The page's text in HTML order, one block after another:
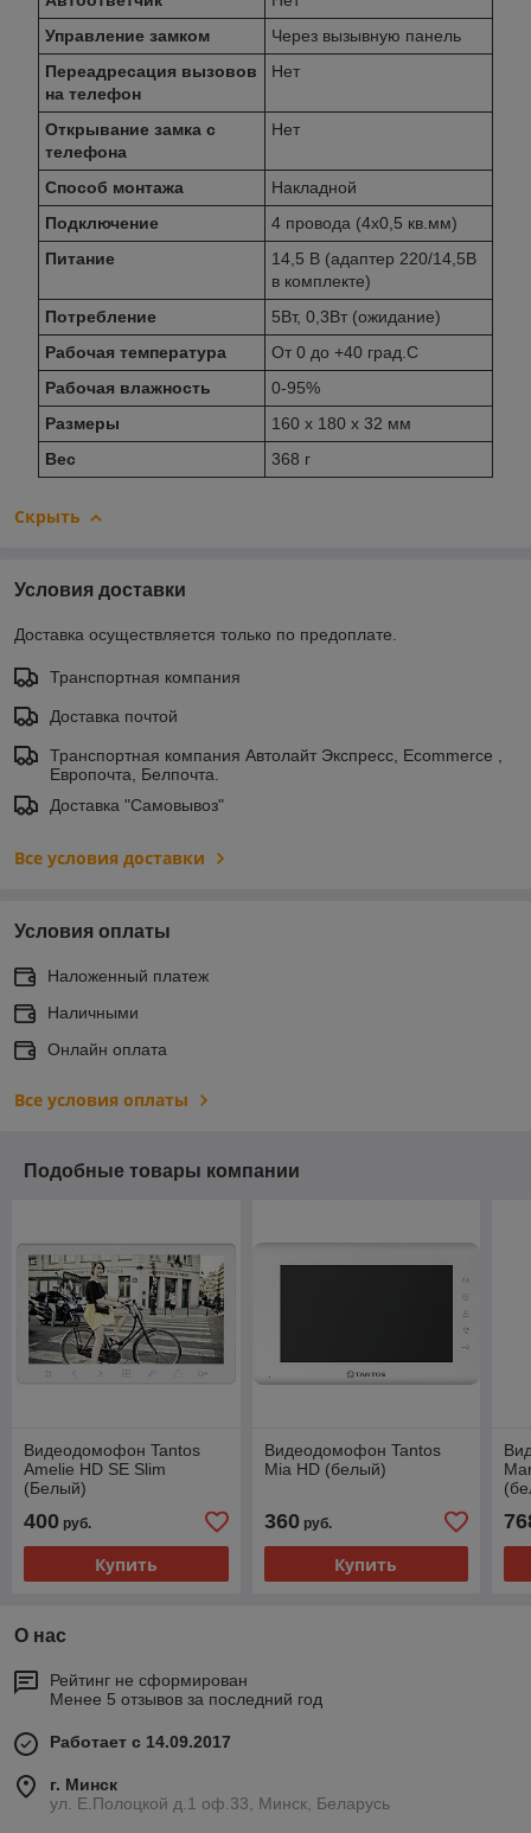
Управление замком
Через вызывную панель
Переадресация вызовов
на телефон
Нет
Открывание замка с
телефона
Нет
Способ монтажа
Накладной
Подключение
4 провода (4х0,5 кв.мм)
Питание
14,5 В (адаптер 220/14,5В
в комплекте)
Потребление
5Вт, 0,3Вт (ожидание)
Рабочая температура
От 0 до +40 град.С
Рабочая влажность
0-95%
Размеры
160 х 180 х 32 мм
Вес
368 г
Скрыть
Условия доставки
Доставка осуществляется только по предоплате.
Транспортная компания
Доставка почтой
Транспортная компания Автолайт Экспресс, Ecommerce ,
Европочта, Белпочта.
Доставка "Самовывоз"
Все условия доставки
Условия оплаты
Наложенный платеж
Наличными
Онлайн оплата
Все условия оплаты
Подобные товары компании
Видеодомофон Tantos
Amelie HD SE Slim
(Белый)
400 руб.
Купить
Видеодомофон Tantos
Mia HD (белый)
360руб.
Купить
О нас
Рейтинг не сформирован
Менее 5 отзывов за последний год
Работает с 14.09.2017
г. Минск
ул. Е.Полоцкой д.1 оф.33, Минск, Беларусь